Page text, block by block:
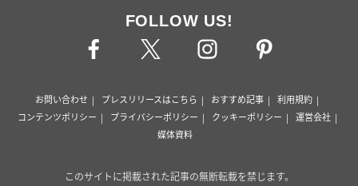
FOLLOW US!
お問い合わせ プレスリリースはこちら おすすめ記事
利用規約
コンテンツポリシー
プライバシーポリシー クッキーポリシー
運営会社
媒体資料
このサイトに掲載された記事の無断転載を禁じます。